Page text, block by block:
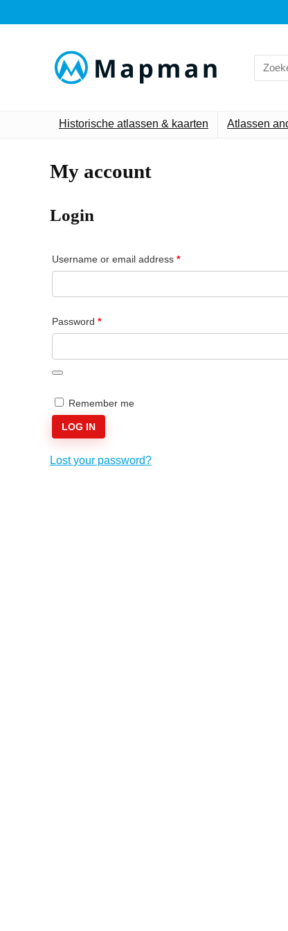
Search
for:
Historische atlassen & kaarten Atlassen
My account
Login
Username or email address *Required
Password *Required
Remember me
LOG IN
Lost your password?